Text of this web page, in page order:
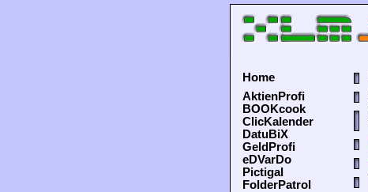
Home
AktienProfi
BOOKcook
ClicKalender
DatuBiX
GeldProfi
eDVarDo
Pictigal
FolderPatrol